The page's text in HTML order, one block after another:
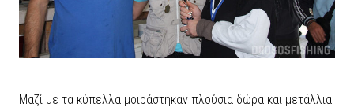
Μαζί με τα κύπελλα μοιράστηκαν πλούσια δώρα και μετάλλια